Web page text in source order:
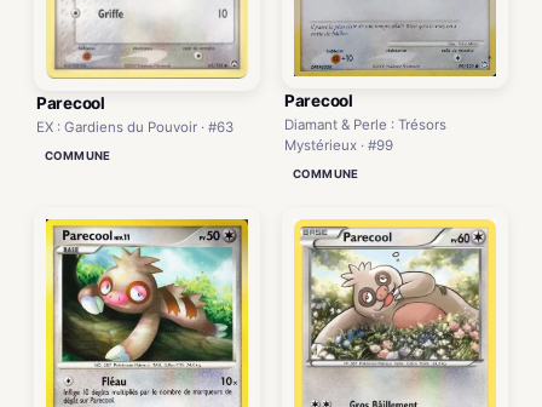
Parecool
EX : Gardiens du Pouvoir · #63
COMMUNE
Parecool
Diamant & Perle : Trésors
Mystérieux · #99
COMMUNE